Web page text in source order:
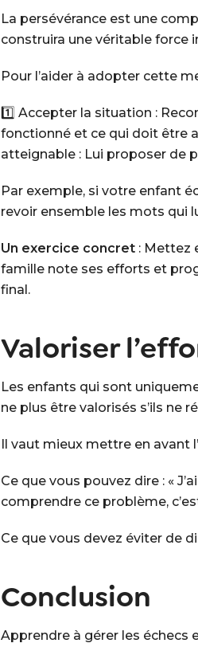
La persévérance est une
construira une véritable force
Pour l’aider à adopter cette
1️⃣ Accepter la situation :
fonctionné et ce qui doit être
atteignable : Lui proposer de
Par exemple, si votre enfant
revoir ensemble les mots qui
Un exercice concret : Mettez
famille note ses efforts et
final.
Valoriser
Les enfants qui sont
ne plus être valorisés s’ils ne
Il vaut mieux mettre en avant
Ce que vous pouvez dire : «
comprendre ce problème,
Ce que vous devez éviter de
Conclusion
Apprendre à gérer les échecs